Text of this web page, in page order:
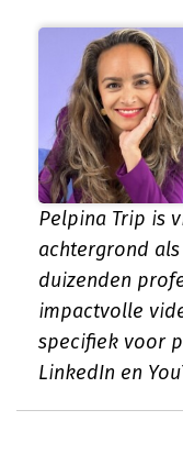
Pelpina Trip is
achtergrond
duizenden
impactvolle
specifiek voor
LinkedIn en